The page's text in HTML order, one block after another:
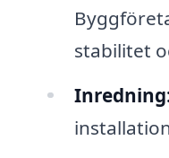
stabilitet